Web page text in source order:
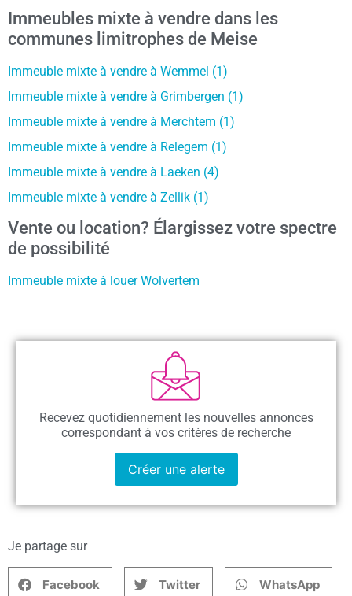
Immeubles mixte à vendre dans les
communes limitrophes de Meise
Immeuble mixte à vendre à Wemmel (1)
Immeuble mixte à vendre à Grimbergen (1)
Immeuble mixte à vendre à Merchtem (1)
Immeuble mixte à vendre à Relegem (1)
Immeuble mixte à vendre à Laeken (4)
Immeuble mixte à vendre à Zellik (1)
Vente ou location? Élargissez votre spectre
de possibilité
Immeuble mixte à louer Wolvertem
Recevez quotidiennement les nouvelles annonces
correspondant à vos critères de recherche
Créer une alerte
Je partage sur
Facebook Twitter WhatsApp